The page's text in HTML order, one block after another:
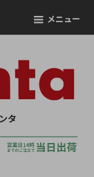
メニュー
タ